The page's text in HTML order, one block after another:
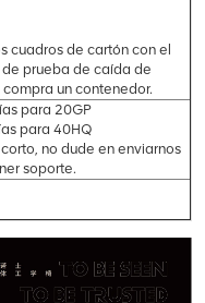
cuadros de cartón con el
prueba de caída de
un contenedor.
para 20GP
para 40HQ
no dude en enviarnos
soporte.